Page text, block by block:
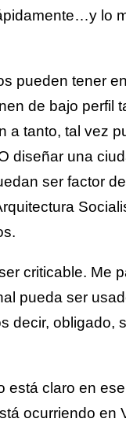
lo
pueden tener
de bajo perfil
a tanto, tal vez
diseñar una
ser factor
criticable. Me
pueda ser
decir, obligado,
está claro en
ocurriendo en